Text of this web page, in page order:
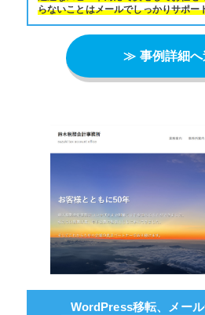
らないことはメールでしっかりサポー
≫ 事例詳細へ
WordPress移転、メー